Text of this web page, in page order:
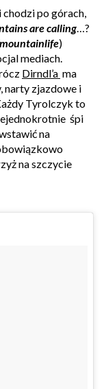
po górach,
are calling…?
mountainlife)
mediach.
Dirndl’a ma
narty zjazdowe i
Tyrolczyk to
śpi
na
na szczycie